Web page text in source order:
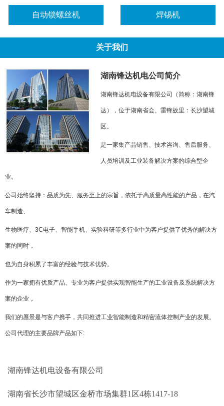
自动锁螺丝机 焊锡机
关于我们
湖南锋达机电公司简介
湖南锋达机电设备有限公司（简称：湖南锋
达），位于湖南省会、雷锋故里：长沙望城
区。
是一家集产品销售、技术咨询、售后服务、
人员培训及工业装备解决方案的综合型企
业。
公司始终坚持：品质为先、服务至上的宗旨，依托于高质量高性能的产品，在汽
车制造、
生物医疗、3C电子、智能手机、实验科研等多行业中为客户提供了优秀的解决方
案的同时，
也为自身积累了丰富的经验与技术优势。
作为一家拥有优质产品、专业为客户提供实现智能生产的工业设备及系统解决方
案的企业，
我们的愿景是与客户携手，共同推进工业智能制造和精密流体控制产业的发展。
公司代理的主要品牌产品如下:
湖南锋达机电设备有限公司
湖南省长沙市望城区金桥市场集群1区4栋1417-18